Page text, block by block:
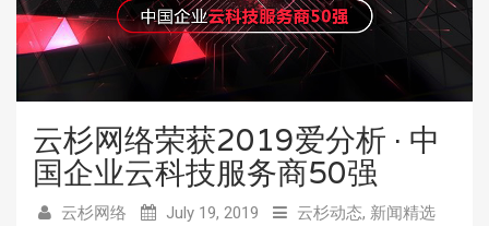
云杉网络荣获2019爱分析 · 中
国企业云科技服务商50强
云杉网络 July 19, 2019 云杉动态, 新闻精选